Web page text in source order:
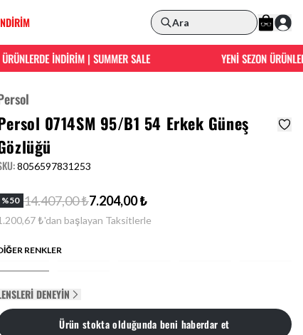
Ara
İNDİRİM | SUMMER SALE YENİ SEZON
0714SM 95/B1 54 Erkek Güneş
:8056597831253
%50 14.407,00 ₺7.204,00 ₺
₺'dan başlayan Taksitlerle
RENKLER
DENEYIN
Ürün stokta olduğunda beni haberdar et